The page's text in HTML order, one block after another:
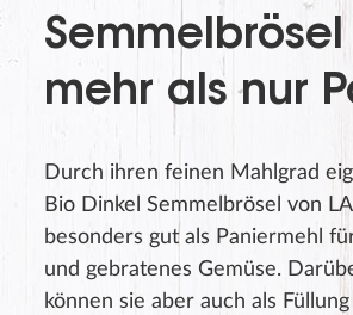
Semmelbrösel
mehr als nur
Durch ihren feinen Mahlgrad
Bio Dinkel Semmelbrösel von
besonders gut als Paniermehl
und gebratenes Gemüse.
können sie aber auch als